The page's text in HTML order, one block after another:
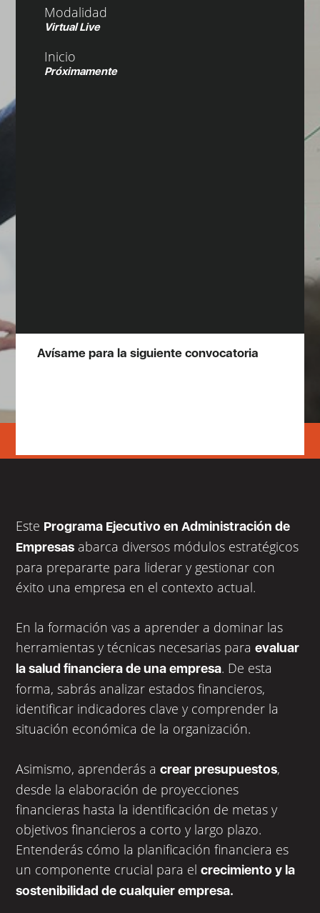
Modalidad
Virtual Live
Inicio
Próximamente
Avísame para la siguiente convocatoria
Este Programa Ejecutivo en Administración de
Empresas abarca diversos módulos estratégicos
para prepararte para liderar y gestionar con
éxito una empresa en el contexto actual.
En la formación vas a aprender a dominar las
herramientas y técnicas necesarias paraevaluar
la salud financiera de una empresa. De esta
forma, sabrás analizar estados financieros,
identificar indicadores clave y comprender la
situación económica de la organización.
Asimismo, aprenderás acrear presupuestos,
desde la elaboración de proyecciones
financieras hasta la identificación de metas y
objetivos financieros a corto y largo plazo.
Entenderás cómo la planificación financiera es
un componente crucial para elcrecimiento y la
sostenibilidad de cualquier empresa.